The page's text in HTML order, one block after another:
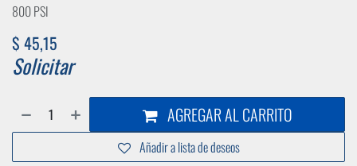
800 PSI
$ 45,15
Solicitar
AGREGAR AL CARRITO
Añadir a lista de deseos